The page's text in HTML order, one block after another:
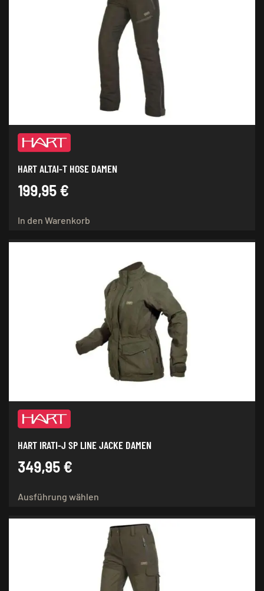
HART ALTAI-T HOSE DAMEN
199,95 €
In den Warenkorb
HART IRATI-J SP LINE JACKE DAMEN
349,95 €
Ausführung wählen
mehrere
Varianten
auf.
Die
Optionen